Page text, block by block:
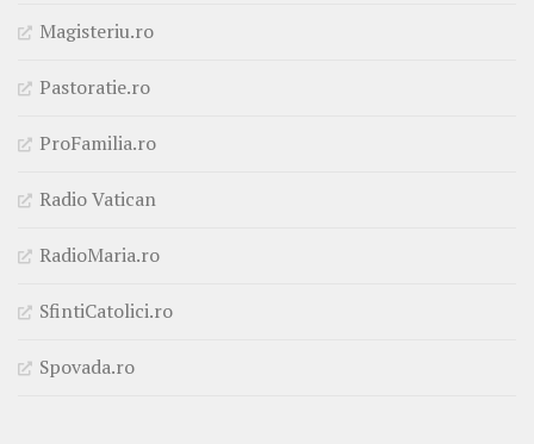
Magisteriu.ro
Pastoratie.ro
ProFamilia.ro
Radio Vatican
RadioMaria.ro
SfintiCatolici.ro
Spovada.ro